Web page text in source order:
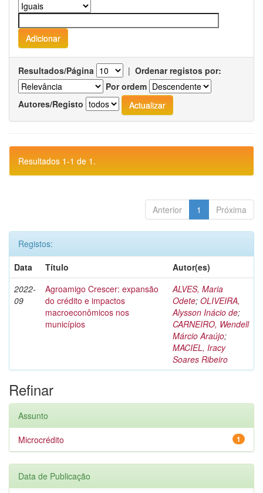
Resultados/Página | Ordenar registos por:
Por ordem
Autores/Registo
Resultados 1-1 de 1.
Anterior 1 Próxima
Registos:
Data
Título
Autor(es)
2022-
09
Agroamigo Crescer: expansão
do crédito e impactos
macroeconômicos nos
municípios
ALVES, Maria
Odete; OLIVEIRA,
Alysson Inácio de;
CARNEIRO, Wendell
Márcio Araújo;
MACIEL, Iracy
Soares Ribeiro
Refinar
Assunto
1
Microcrédito
Data de Publicação